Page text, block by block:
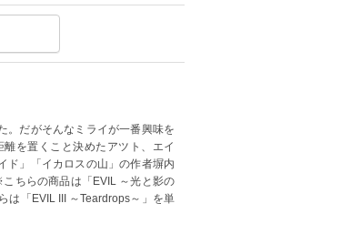
。だがそんなミライが一番興味を
を置くこと決めたアツト、エイ
ド」「イカロスの山」の作者塀内
ちらの商品は「EVIL ～光と影の
「EVIL III ～Teardrops～」を単